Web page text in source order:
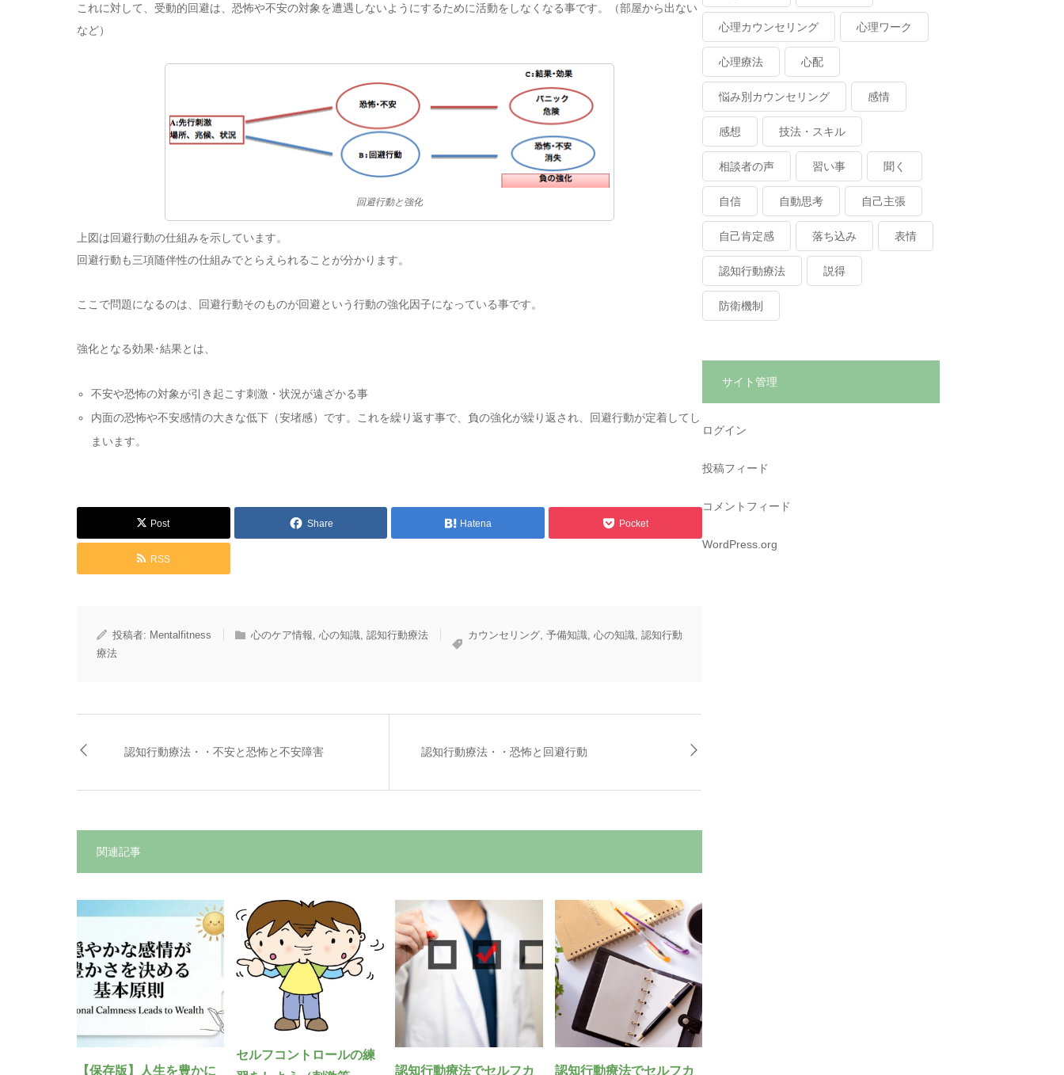
これに対して、受動的回避は、恐怖や不安の対象を遭遇しないようにするために活動をしなくなる事です。（部屋から出ない
など）
回避行動と強化
上図は回避行動の仕組みを示しています。
回避行動も三項随伴性の仕組みでとらえられることが分かります。
ここで問題になるのは、回避行動そのものが回避という行動の強化因子になっている事です。
強化となる効果･結果とは、
不安や恐怖の対象が引き起こす刺激・状況が遠ざかる事
内面の恐怖や不安感情の大きな低下（安堵感）です。これを繰り返す事で、負の強化が繰り返され、回避行動が定着してし
まいます。
Post Share Hatena Pocket
RSS
投稿者: Mentalfitness 心のケア情報 心の知識 認知行動療法 カウンセリング 予備知識 心の知識 認知行動
療法
認知行動療法・・不安と恐怖と不安障害 認知行動療法・・恐怖と回避行動
関連記事
【保存版】人生を豊かに
セルフコントロールの練
認知行動療法でセルフカ 認知行動療法でセルフカ
心理カウンセリング 心理ワーク
心理療法 心配
悩み別カウンセリング 感情
感想 技法・スキル
相談者の声 習い事 聞く
自信 自動思考 自己主張
自己肯定感 落ち込み 表情
認知行動療法 説得
防衛機制
サイト管理
ログイン
投稿フィード
コメントフィード
WordPress.org